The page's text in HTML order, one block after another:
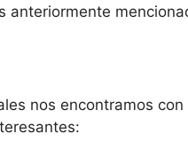
anteriormente
nos encontramos